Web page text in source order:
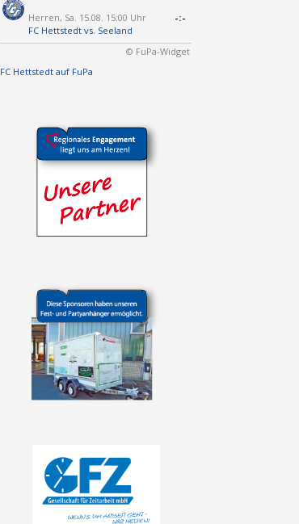
Herren, Sa. 15.08. 15:00 Uhr
FC Hettstedt vs. Seeland
-:-
© FuPa-Widget
FC Hettstedt auf FuPa